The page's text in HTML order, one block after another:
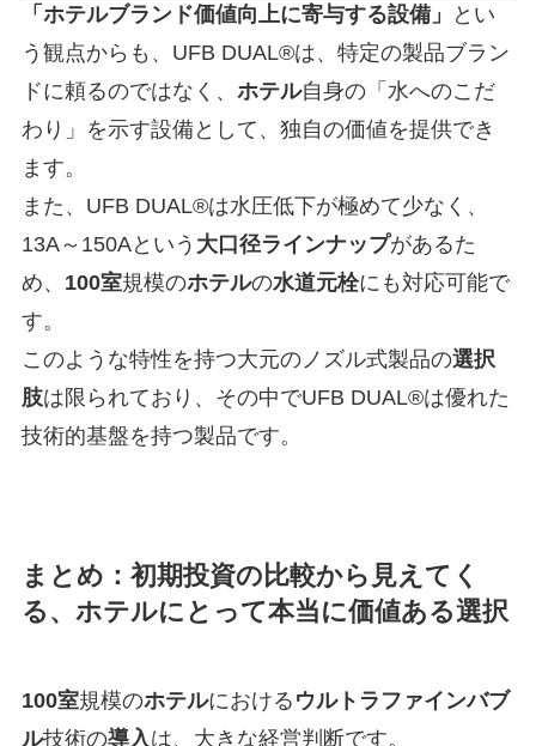
「ホテルブランド価値向上に寄与する設備」
とい
う観点からも、UFB DUAL®は、特定の製品ブラン
ドに頼るのではなく、 ホテル自身の「水へのこだ
わり」を示す設備として、独自の価値を提供でき
ます。
また、UFB DUAL®は水圧低下が極めて少なく、
13A～150Aという 大口径ラインナップがあるた
め、 100室規模のホテルの水道元栓にも対応可能で
す。
このような特性を持つ大元のノズル式製品の選択
肢は限られており、その中でUFB DUAL®は優れた
技術的基盤を持つ製品です。
まとめ：初期投資の比較から見えてく
る、ホテルにとって本当に価値ある選択
100室規模のホテルにおける ウルトラファインバブ
ル技術の導入は、大きな経営判断です。